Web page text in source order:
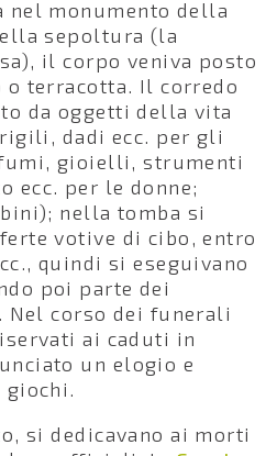
nel monumento della
sepoltura (la
il corpo veniva posto
o terracotta. Il corredo
da oggetti della vita
dadi ecc. per gli
gioielli, strumenti
ecc. per le donne;
nella tomba si
votive di cibo, entro
quindi si eseguivano
poi parte dei
corso dei funerali
ai caduti in
un elogio e
si dedicavano ai morti